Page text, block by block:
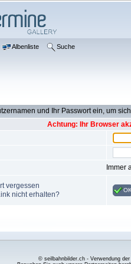
Albenliste Suche
und Ihr Passwort ein, um
Achtung: Ihr Browser
Immer
vergessen
nicht erhalten?
© seilbahnbilder.ch - Verwendung